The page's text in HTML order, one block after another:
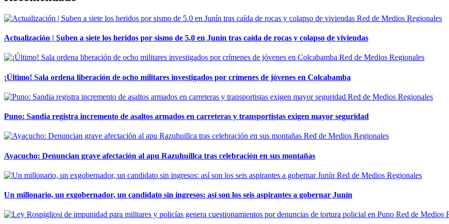
Red de Medios Regionales
Actualización | Suben a siete los heridos por sismo de 5.0 en Junín tras caída de rocas y colapso de viviendas
Red de Medios Regionales
¡Último! Sala ordena liberación de ocho militares investigados por crímenes de jóvenes en Colcabamba
Red de Medios Regionales
Puno: Sandia registra incremento de asaltos armados en carreteras y transportistas exigen mayor seguridad
Red de Medios Regionales
Ayacucho: Denuncian grave afectación al apu Razuhuillca tras celebración en sus montañas
Red de Medios Regionales
Un millonario, un exgobernador, un candidato sin ingresos: así son los seis aspirantes a gobernar Junín
Red de Medios